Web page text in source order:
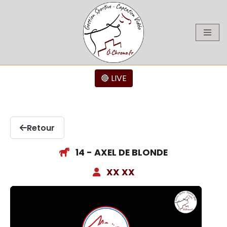
🔴 LIVE
Retour
14 - AXEL DE BLONDE
XX XX